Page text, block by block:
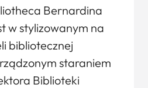
Bernardina
w stylizowanym na
bibliotecznej
staraniem
Biblioteki